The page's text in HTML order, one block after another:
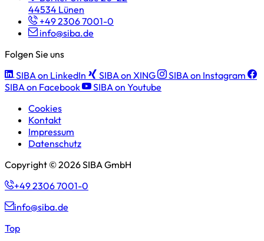
44534 Lünen
+49 2306 7001-0
info@siba.de
Folgen Sie uns
SIBA on LinkedIn
SIBA on XING
SIBA on Instagram
SIBA on Facebook
SIBA on Youtube
Cookies
Kontakt
Impressum
Datenschutz
Copyright © 2026 SIBA GmbH
+49 2306 7001-0
info@siba.de
Top